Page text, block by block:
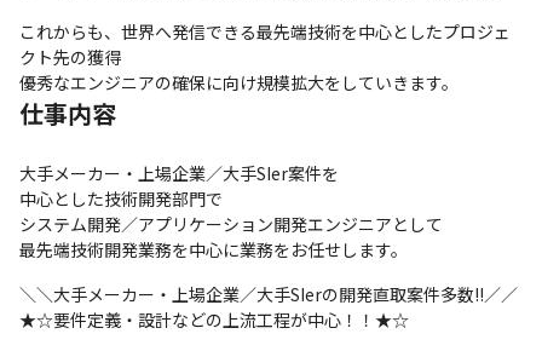
これからも、世界へ発信できる最先端技術を中心としたプロジェ
クト先の獲得
優秀なエンジニアの確保に向け規模拡大をしていきます。
仕事内容
大手メーカー・上場企業／大手SIer案件を
中心とした技術開発部門で
システム開発／アプリケーション開発エンジニアとして
最先端技術開発業務を中心に業務をお任せします。
＼＼大手メーカー・上場企業／大手SIerの開発直取案件多数!!／／
★☆要件定義・設計などの上流工程が中心！！★☆